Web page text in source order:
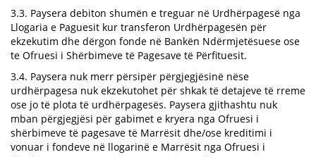
3.3. Paysera debiton shumën e treguar në Urdhërpagesë nga
Llogaria e Paguesit kur transferon Urdhërpagesën për
ekzekutim dhe dërgon fonde në Bankën Ndërmjetësuese ose
te Ofruesi i Shërbimeve të Pagesave të Përfituesit.
3.4. Paysera nuk merr përsipër përgjegjësinë nëse
urdhërpagesa nuk ekzekutohet për shkak të detajeve të rreme
ose jo të plota të urdhërpagesës. Paysera gjithashtu nuk
mban përgjegjësi për gabimet e kryera nga Ofruesi i
shërbimeve të pagesave të Marrësit dhe/ose kreditimi i
vonuar i fondeve në llogarinë e Marrësit nga Ofruesi i